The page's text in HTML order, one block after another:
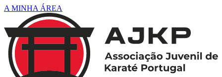
A MINHA ÁREA